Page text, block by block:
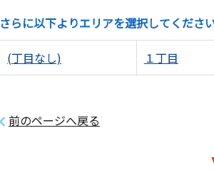
さらに以下よりエリアを選択してください
(丁目なし) １丁目
前のページへ戻る